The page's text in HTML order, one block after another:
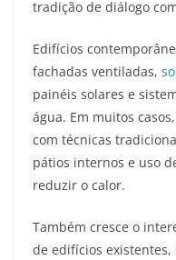
tradição de diálogo
Edifícios
fachadas ventiladas,
painéis solares e
água. Em muitos
com técnicas
pátios internos e uso
reduzir o calor.​
Também cresce o
de edifícios